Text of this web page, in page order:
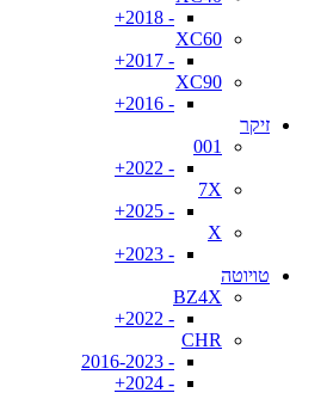
- 2018+
XC60
- 2017+
XC90
- 2016+
זיקר
001
- 2022+
7X
- 2025+
X
- 2023+
טויוטה
BZ4X
- 2022+
CHR
- 2016-2023
- 2024+